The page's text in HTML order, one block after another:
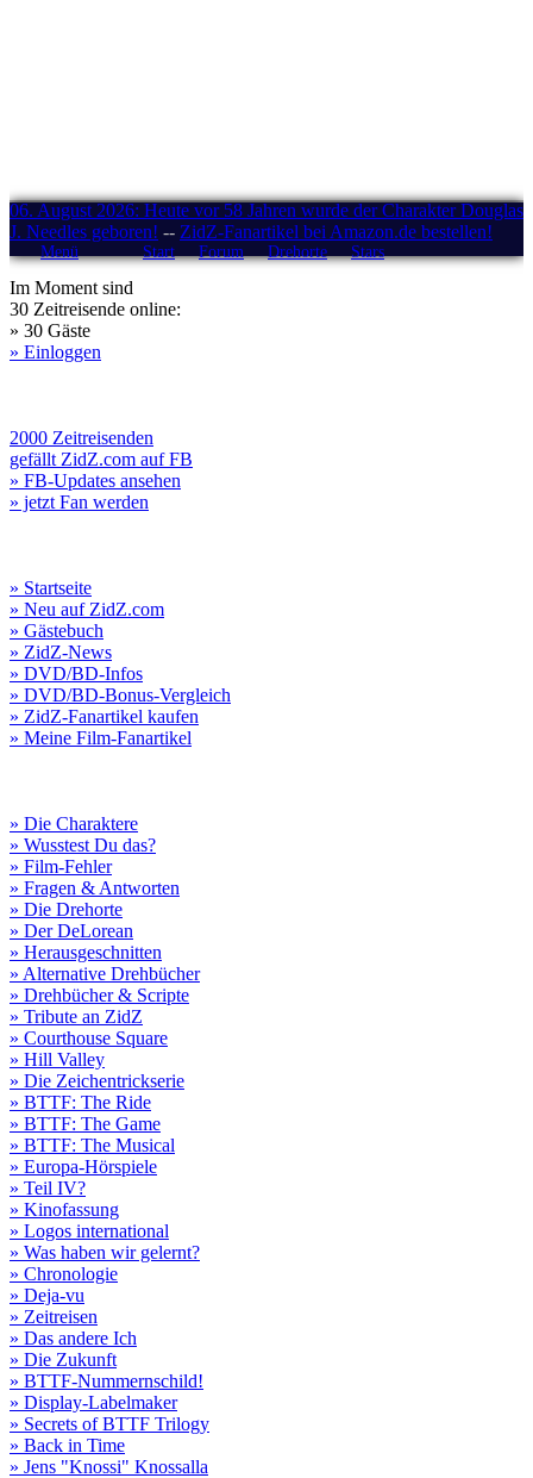
06. August 2026: Heute vor 58 Jahren wurde der Charakter Douglas
J. Needles geboren! -- ZidZ-Fanartikel bei Amazon.de bestellen!
Menü Start Forum Drehorte Stars
Im Moment sind
30 Zeitreisende online:
» 30 Gäste
» Einloggen
2000 Zeitreisenden
gefällt ZidZ.com auf FB
» FB-Updates ansehen
» jetzt Fan werden
» Startseite
» Neu auf ZidZ.com
» Gästebuch
» ZidZ-News
» DVD/BD-Infos
» DVD/BD-Bonus-Vergleich
» ZidZ-Fanartikel kaufen
» Meine Film-Fanartikel
» Die Charaktere
» Wusstest Du das?
» Film-Fehler
» Fragen & Antworten
» Die Drehorte
» Der DeLorean
» Herausgeschnitten
» Alternative Drehbücher
» Drehbücher & Scripte
» Tribute an ZidZ
» Courthouse Square
» Hill Valley
» Die Zeichentrickserie
» BTTF: The Ride
» BTTF: The Game
» BTTF: The Musical
» Europa-Hörspiele
» Teil IV?
» Kinofassung
» Logos international
» Was haben wir gelernt?
» Chronologie
» Deja-vu
» Zeitreisen
» Das andere Ich
» Die Zukunft
» BTTF-Nummernschild!
» Display-Labelmaker
» Secrets of BTTF Trilogy
» Back in Time
» Jens "Knossi" Knossalla